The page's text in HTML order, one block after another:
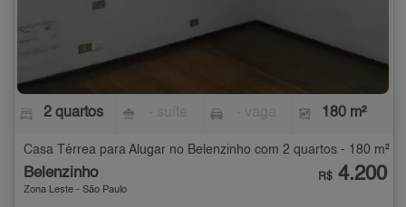
2 quartos 180 m²
Casa Térrea para Alugar no Belenzinho com 2 quartos - 180 m²
Belenzinho
Zona Leste - São Paulo
R$ 4.200